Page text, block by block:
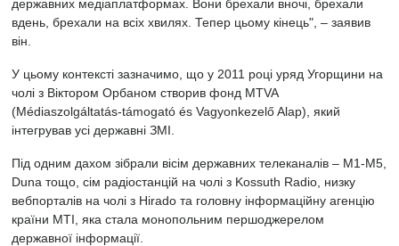
державних медіаплатформах. Вони брехали вночі, брехали
вдень, брехали на всіх хвилях. Тепер цьому кінець", – заявив
він.
У цьому контексті зазначимо, що у 2011 році уряд Угорщини на
чолі з Віктором Орбаном створив фонд MTVA
(Médiaszolgáltatás-támogató és Vagyonkezelő Alap), який
інтегрував усі державні ЗМІ.
Під одним дахом зібрали вісім державних телеканалів – M1-M5,
Duna тощо, сім радіостанцій на чолі з Kossuth Radio, низку
вебпорталів на чолі з Hirado та головну інформаційну агенцію
країни MTI, яка стала монопольним першоджерелом
державної інформації.